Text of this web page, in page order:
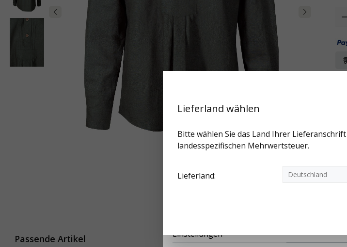
Passende Artikel
Diese Website verwendet Cookies, um die
Einstellungen
Lieferland wählen
Bitte wählen Sie das Land Ihrer
landesspezifischen Mehrwertsteuer.
Lieferland: